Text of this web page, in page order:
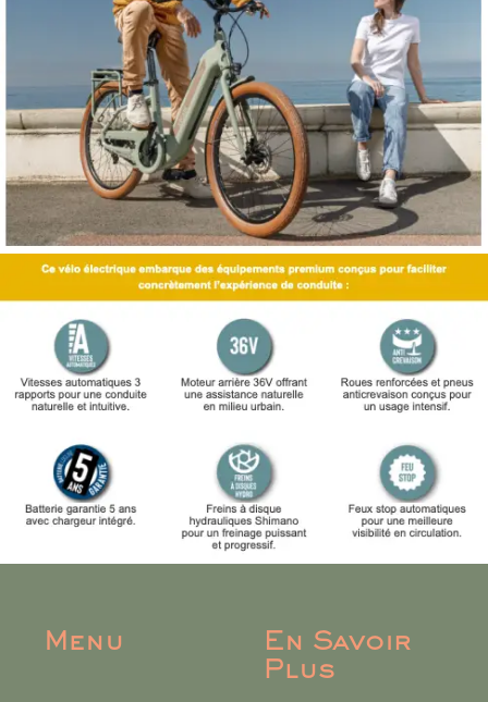
Menu
En Savoir
Plus